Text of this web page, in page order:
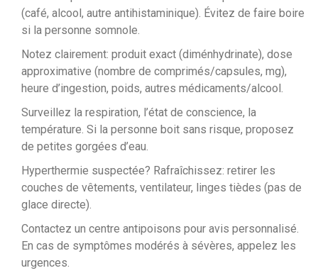
(café, alcool, autre antihistaminique). Évitez de faire boire
si la personne somnole.
Notez clairement: produit exact (diménhydrinate), dose
approximative (nombre de comprimés/capsules, mg),
heure d’ingestion, poids, autres médicaments/alcool.
Surveillez la respiration, l’état de conscience, la
température. Si la personne boit sans risque, proposez
de petites gorgées d’eau.
Hyperthermie suspectée? Rafraîchissez: retirer les
couches de vêtements, ventilateur, linges tièdes (pas de
glace directe).
Contactez un centre antipoisons pour avis personnalisé.
En cas de symptômes modérés à sévères, appelez les
urgences.